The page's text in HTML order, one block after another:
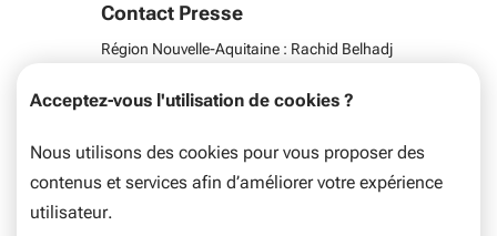
Acceptez-vous l'utilisation de cookies ?
Nous utilisons des cookies pour vous proposer des
contenus et services afin d’améliorer votre expérience
utilisateur.
Contact Presse
Région Nouvelle-Aquitaine : Rachid Belhadj
Campus « Maintenance en
environnement sensible » :